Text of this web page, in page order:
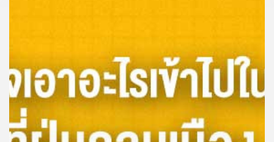
ย์
ลิ
สต์
ของ
คุณ